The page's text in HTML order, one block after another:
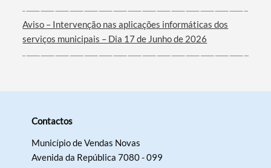
Aviso – Intervenção nas aplicações informáticas dos
serviços municipais – Dia 17 de Junho de 2026
Contactos
Município de Vendas Novas
Avenida da República 7080 - 099